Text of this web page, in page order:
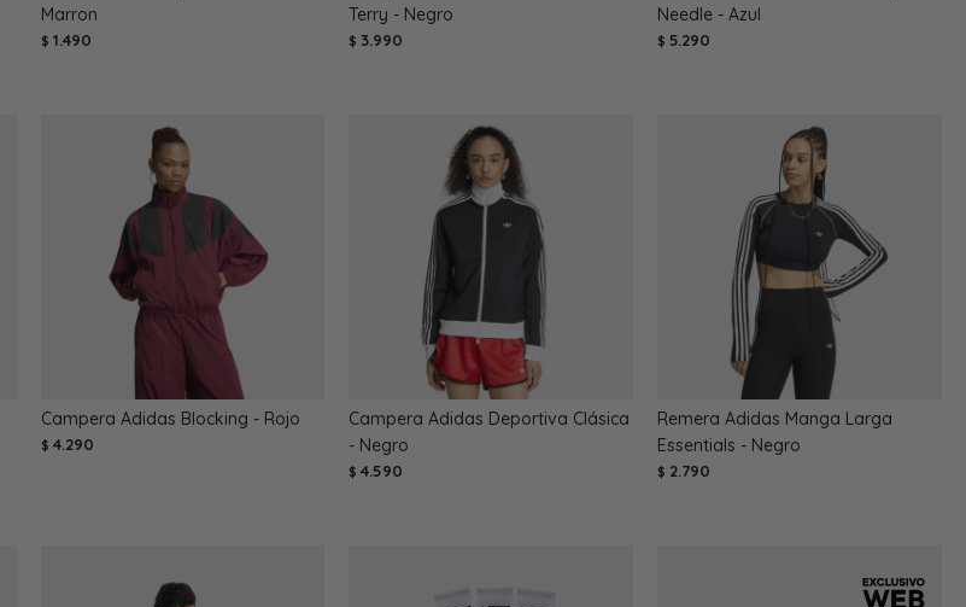
Marron
$ 1.490
Terry - Negro
$ 3.990
Needle - Azul
$ 5.290
Campera Adidas Blocking - Rojo
$ 4.290
Campera Adidas Deportiva Clásica
- Negro
$ 4.590
Remera Adidas Manga Larga
Essentials - Negro
$ 2.790